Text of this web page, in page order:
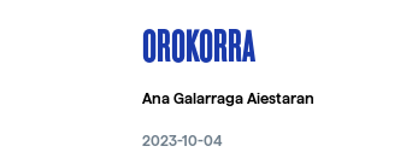
OROKORRA
Ana Galarraga Aiestaran
2023-10-04